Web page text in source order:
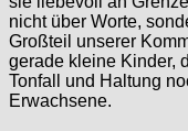
nicht über Worte,
Großteil unserer
gerade kleine Kinder,
Tonfall und Haltung
Erwachsene.